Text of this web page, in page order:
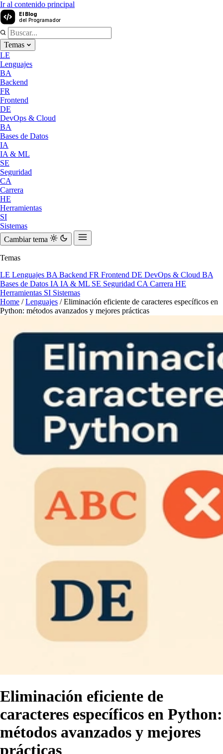
Ir al contenido principal
El Blog
del Programador
Temas
LE
Lenguajes
BA
Backend
FR
Frontend
DE
DevOps & Cloud
BA
Bases de Datos
IA
IA & ML
SE
Seguridad
CA
Carrera
HE
Herramientas
SI
Sistemas
Cambiar tema
Temas
LE Lenguajes BA Backend FR Frontend DE DevOps & Cloud BA
Bases de Datos IA IA & ML SE Seguridad CA Carrera HE
Herramientas SI Sistemas
Home / Lenguajes / Eliminación eficiente de caracteres específicos en
Python: métodos avanzados y mejores prácticas
Eliminación eficiente de
caracteres específicos en Python:
métodos avanzados y mejores
prácticas